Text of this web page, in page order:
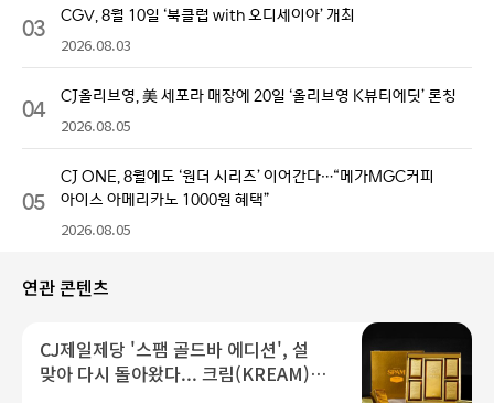
03 CGV, 8월 10일 ‘북클럽 with 오디세이아’ 개최
2026.08.03
04 CJ올리브영, 美 세포라 매장에 20일 ‘올리브영 K뷰티에딧’ 론칭
2026.08.05
05
CJ ONE, 8월에도 ‘원더 시리즈’ 이어간다…“메가MGC커피
아이스 아메리카노 1000원 혜택”
2026.08.05
연관 콘텐츠
CJ제일제당 '스팸 골드바 에디션', 설
맞아 다시 돌아왔다... 크림(KREAM)